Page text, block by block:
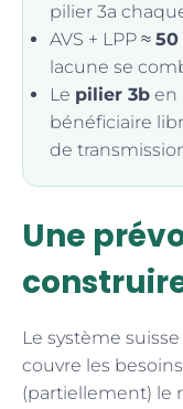
pilier 3a
AVS + LPP ≈ 50
lacune se
Le pilier 3b en
bénéficiaire
de
Une
Le système
couvre les
(partiellement) le